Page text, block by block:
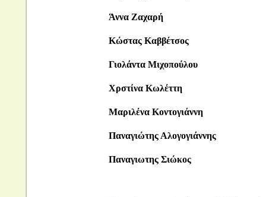
Άννα Ζαχαρή
Κώστας Καββέτσος
Γιολάντα Μιχοπούλου
Χρστίνα Κωλέττη
Μαριλένα Κοντογιάννη
Παναγιώτης Αλογογιάννης
Παναγιωτης Σιώκος